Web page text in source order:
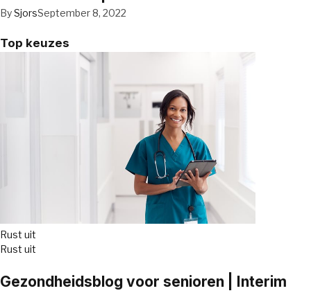
BySjorsSeptember 8, 2022
Top keuzes
Rust uit
Rust uit
Gezondheidsblog voor senioren | Interim